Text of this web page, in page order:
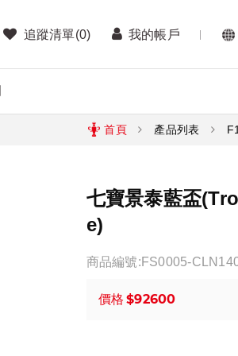
追蹤清單(0) 我的帳戶
首頁 產品列表
七寶景泰藍盃
e)
商品編號:FS0005-
價格 $92600